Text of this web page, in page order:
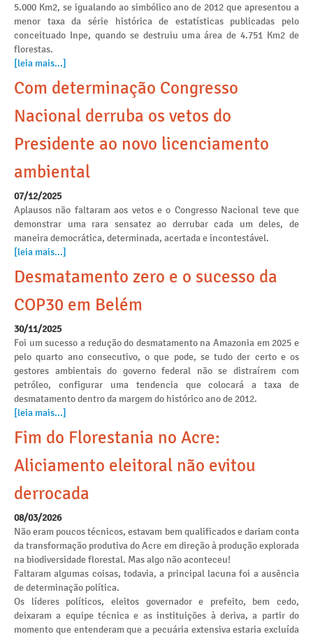
5.000 Km2, se igualando ao simbólico ano de 2012 que apresentou a
menor taxa da série histórica de estatísticas publicadas pelo
conceituado Inpe, quando se destruiu uma área de 4.751 Km2 de
florestas.
[leia mais...]
Com determinação Congresso
Nacional derruba os vetos do
Presidente ao novo licenciamento
ambiental
07/12/2025
Aplausos não faltaram aos vetos e o Congresso Nacional teve que
demonstrar uma rara sensatez ao derrubar cada um deles, de
maneira democrática, determinada, acertada e incontestável.
[leia mais...]
Desmatamento zero e o sucesso da
COP30 em Belém
30/11/2025
Foi um sucesso a redução do desmatamento na Amazonia em 2025 e
pelo quarto ano consecutivo, o que pode, se tudo der certo e os
gestores ambientais do governo federal não se distraírem com
petróleo, configurar uma tendencia que colocará a taxa de
desmatamento dentro da margem do histórico ano de 2012.
[leia mais...]
Fim do Florestania no Acre:
Aliciamento eleitoral não evitou
derrocada
08/03/2026
Não eram poucos técnicos, estavam bem qualificados e dariam conta
da transformação produtiva do Acre em direção à produção explorada
na biodiversidade florestal. Mas algo não aconteceu!
Faltaram algumas coisas, todavia, a principal lacuna foi a ausência
de determinação política.
Os líderes políticos, eleitos governador e prefeito, bem cedo,
deixaram a equipe técnica e as instituições à deriva, a partir do
momento que entenderam que a pecuária extensiva estaria excluída